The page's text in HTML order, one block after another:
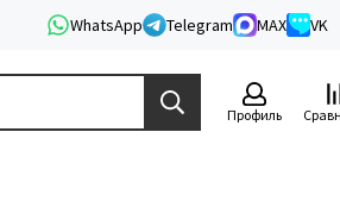
WhatsApp Telegram MAX VK
Профиль